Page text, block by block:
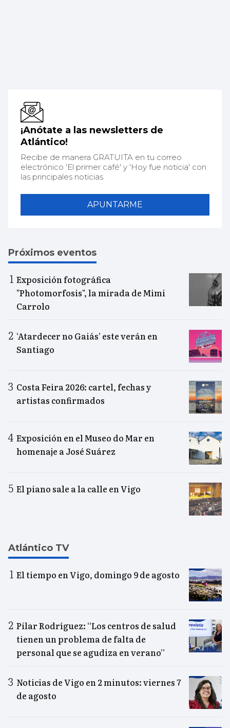
¡Anótate a las newsletters de
Atlántico!
Recibe de manera GRATUITA en tu correo
electrónico 'El primer café' y 'Hoy fue noticia' con
las principales noticias.
APUNTARME
Próximos eventos
Exposición fotográfica
"Photomorfosis", la mirada de Mimi
Carrolo
‘Atardecer no Gaiás’ este verán en
Santiago
Costa Feira 2026: cartel, fechas y
artistas confirmados
Exposición en el Museo do Mar en
homenaje a José Suárez
El piano sale a la calle en Vigo
Atlántico TV
El tiempo en Vigo, domingo 9 de agosto
Pilar Rodríguez: “Los centros de salud
tienen un problema de falta de
personal que se agudiza en verano”
Noticias de Vigo en 2 minutos: viernes 7
de agosto